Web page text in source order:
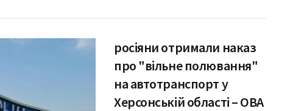
росіяни отримали наказ
про "вільне полювання"
на автотранспорт у
Херсонській області – ОВА